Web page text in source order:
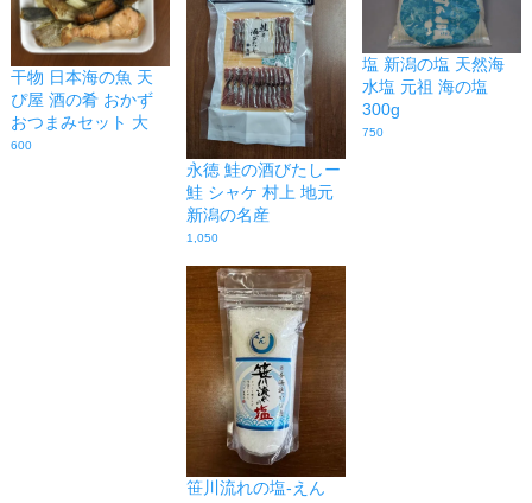
干物 日本海の魚 天
ぴ屋 酒の肴 おかず
おつまみセット 大
600
永徳 鮭の酒びたしー
鮭 シャケ 村上 地元
新潟の名産
1,050
塩 新潟の塩 天然海
水塩 元祖 海の塩
300g
750
笹川流れの塩-えん